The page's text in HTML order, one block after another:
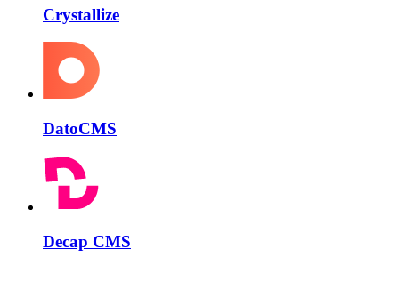
Crystallize
DatoCMS
Decap CMS